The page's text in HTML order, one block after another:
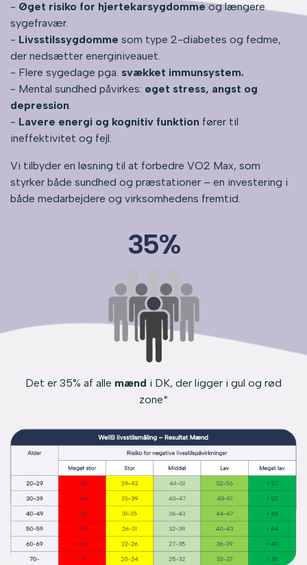
- Øget risiko for hjertekarsygdommeog længere
sygefravær.
- Livsstilssygdomme som type 2-diabetes og fedme,
der nedsætter energiniveauet.
- Flere sygedage pga. svækket immunsystem.
- Mental sundhed påvirkes: øget stress, angst og
depression.
- Lavere energi og kognitiv funktion fører til
ineffektivitet og fejl.
Vi tilbyder en løsning til at forbedre VO2 Max, som
styrker både sundhed og præstationer – en investering i
både medarbejdere og virksomhedens fremtid.
35%
Det er 35% af alle mænd i DK, der ligger i gul og rød
zone*